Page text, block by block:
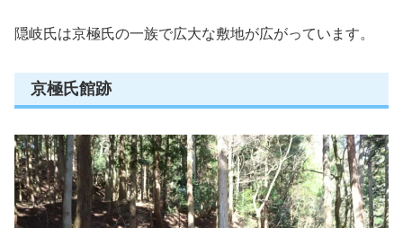
隠岐氏は京極氏の一族で広大な敷地が広がっています。
京極氏館跡